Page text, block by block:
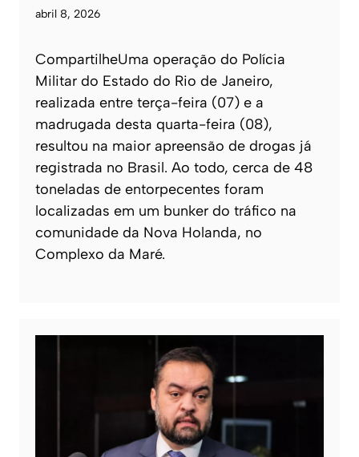
abril 8, 2026
CompartilheUma operação do Polícia
Militar do Estado do Rio de Janeiro,
realizada entre terça-feira (07) e a
madrugada desta quarta-feira (08),
resultou na maior apreensão de drogas já
registrada no Brasil. Ao todo, cerca de 48
toneladas de entorpecentes foram
localizadas em um bunker do tráfico na
comunidade da Nova Holanda, no
Complexo da Maré.